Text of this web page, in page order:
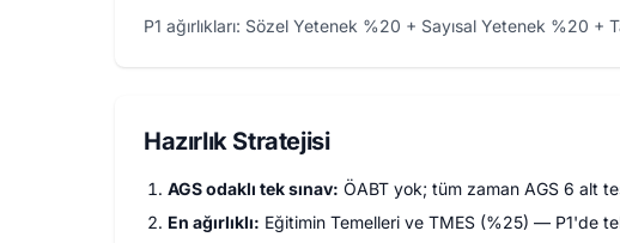
P1 ağırlıkları: Sözel Yetenek %20 + Sayısal Yetenek %20 +
Hazırlık Stratejisi
AGS odaklı tek sınav: ÖABT yok; tüm zaman AGS 6 alt
En ağırlıklı: Eğitimin Temelleri ve TMES (%25) — P1'de